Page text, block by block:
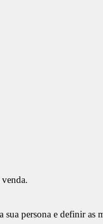
persona e definir as